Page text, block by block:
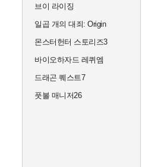
브이 라이징
일곱 개의 대죄: Origin
몬스터헌터 스토리즈3
바이오하자드 레퀴엠
드래곤 퀘스트7
풋볼 매니저26